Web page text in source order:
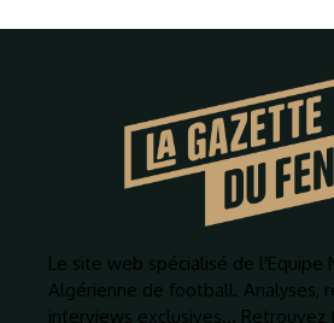
Le site web spécialisé de l'Equipe
Algérienne de football. Analyses,
interviews exclusives...